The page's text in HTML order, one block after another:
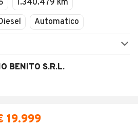
1.340.479 km
Automatico
BENITO S.R.L.
19.999